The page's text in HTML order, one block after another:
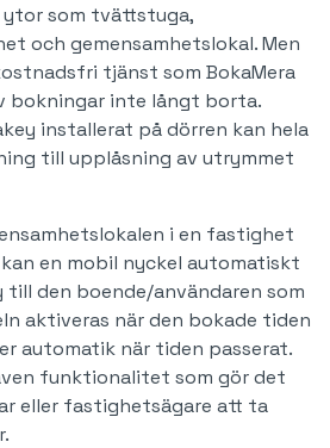
som tvättstuga,
och gemensamhetslokal. Men
tjänst som BokaMera
bokningar inte långt borta.
installerat på dörren kan hela
till upplåsning av utrymmet
i en fastighet
en mobil nyckel automatiskt
till den boende/användaren som
aktiveras när den bokade tiden
automatik när tiden passerat.
funktionalitet som gör det
eller fastighetsägare att ta